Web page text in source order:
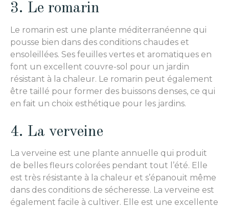
3. Le romarin
Le romarin est une plante méditerranéenne qui
pousse bien dans des conditions chaudes et
ensoleillées. Ses feuilles vertes et aromatiques en
font un excellent couvre-sol pour un jardin
résistant à la chaleur. Le romarin peut également
être taillé pour former des buissons denses, ce qui
en fait un choix esthétique pour les jardins.
4. La verveine
La verveine est une plante annuelle qui produit
de belles fleurs colorées pendant tout l’été. Elle
est très résistante à la chaleur et s’épanouit même
dans des conditions de sécheresse. La verveine est
également facile à cultiver. Elle est une excellente